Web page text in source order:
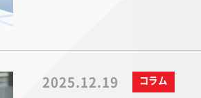
2025.12.19 コラム